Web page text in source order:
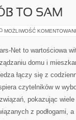
TO SAM
MOŻLIWOŚĆ
Net to wartościowa
domu i
łączy się z
czytelników w
pokazując
z podłogami,